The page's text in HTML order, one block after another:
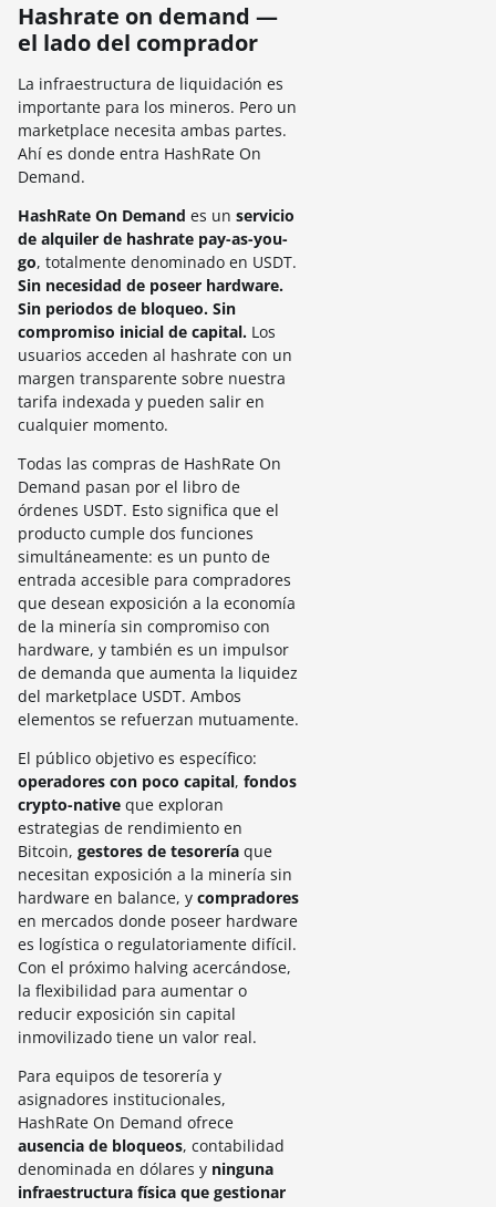
Hashrate on demand —
el lado del comprador
La infraestructura de liquidación es
importante para los mineros. Pero un
marketplace necesita ambas partes.
Ahí es donde entra HashRate On
Demand.
HashRate On Demand es un servicio
de alquiler de hashrate pay-as-you-
go, totalmente denominado en USDT.
Sin necesidad de poseer hardware.
Sin periodos de bloqueo. Sin
compromiso inicial de capital. Los
usuarios acceden al hashrate con un
margen transparente sobre nuestra
tarifa indexada y pueden salir en
cualquier momento.
Todas las compras de HashRate On
Demand pasan por el libro de
órdenes USDT. Esto significa que el
producto cumple dos funciones
simultáneamente: es un punto de
entrada accesible para compradores
que desean exposición a la economía
de la minería sin compromiso con
hardware, y también es un impulsor
de demanda que aumenta la liquidez
del marketplace USDT. Ambos
elementos se refuerzan mutuamente.
El público objetivo es específico:
operadores con poco capital, fondos
crypto-native que exploran
estrategias de rendimiento en
Bitcoin, gestores de tesorería que
necesitan exposición a la minería sin
hardware en balance, y compradores
en mercados donde poseer hardware
es logística o regulatoriamente difícil.
Con el próximo halving acercándose,
la flexibilidad para aumentar o
reducir exposición sin capital
inmovilizado tiene un valor real.
Para equipos de tesorería y
asignadores institucionales,
HashRate On Demand ofrece
ausencia de bloqueos, contabilidad
denominada en dólares y ninguna
infraestructura física que gestionar